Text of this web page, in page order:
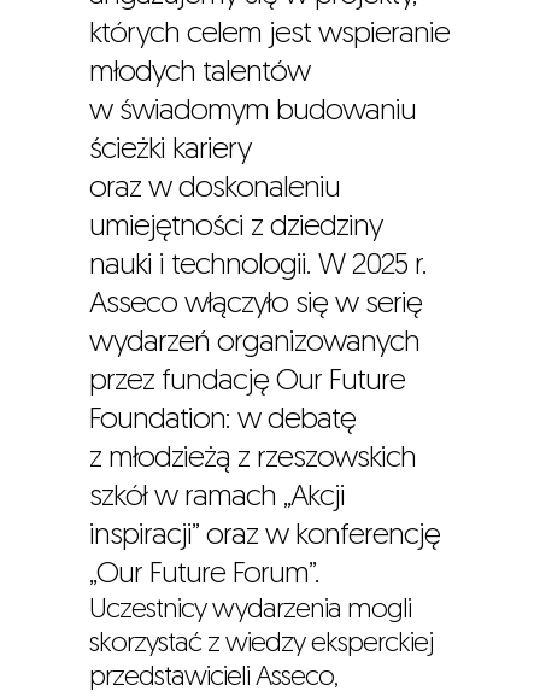
których celem jest wspieranie
młodych talentów
w świadomym budowaniu
ścieżki kariery
oraz w doskonaleniu
umiejętności z dziedziny
nauki i technologii. W 2025 r.
Asseco włączyło się w serię
wydarzeń organizowanych
przez fundację Our Future
Foundation: w debatę
z młodzieżą z rzeszowskich
szkół w ramach „Akcji
inspiracji” oraz w konferencję
„Our Future Forum”.
Uczestnicy wydarzenia mogli
skorzystać z wiedzy eksperckiej
przedstawicieli Asseco,